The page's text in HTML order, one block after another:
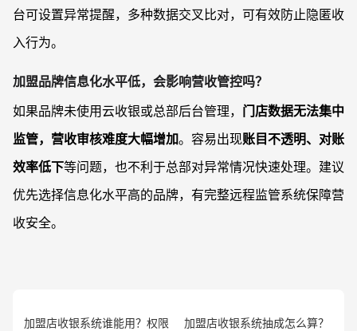
台可设置异常提醒，多种数据交叉比对，可有效防止隐匿收
入行为。
加盟品牌信息化水平低，会影响营收管控吗？
如果品牌未使用云收银或总部后台管理， 门店数据无法集中
监管，营收审核难度大幅增加。容易出现账目不透明、对账
效率低下等问题，也不利于总部对异常情况快速处理。建议
优先选择信息化水平高的品牌，有完整远程监管系统保障营
收安全。
加盟店收银系统谁能用？权限
加盟店收银系统抽成怎么算？